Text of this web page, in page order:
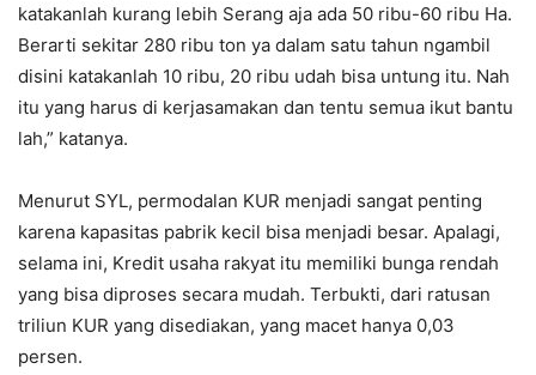
katakanlah kurang lebih Serang aja ada 50 ribu-60 ribu Ha.
Berarti sekitar 280 ribu ton ya dalam satu tahun ngambil
disini katakanlah 10 ribu, 20 ribu udah bisa untung itu. Nah
itu yang harus di kerjasamakan dan tentu semua ikut bantu
lah,” katanya.
Menurut SYL, permodalan KUR menjadi sangat penting
karena kapasitas pabrik kecil bisa menjadi besar. Apalagi,
selama ini, Kredit usaha rakyat itu memiliki bunga rendah
yang bisa diproses secara mudah. Terbukti, dari ratusan
triliun KUR yang disediakan, yang macet hanya 0,03
persen.